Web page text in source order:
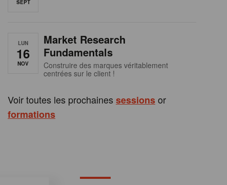
SEPT
LUN
16
NOV
Market Research
Fundamentals
Construire des marques véritablement
centrées sur le client !
Voir toutes les prochaines sessionsor
formations